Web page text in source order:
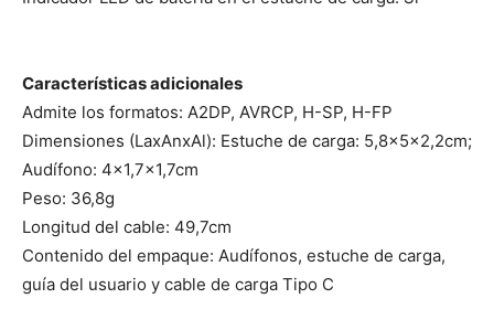
Características adicionales
Admite los formatos: A2DP, AVRCP, H-SP, H-FP
Dimensiones (LaxAnxAl): Estuche de carga: 5,8x5x2,2cm;
Audífono: 4×1,7×1,7cm
Peso: 36,8g
Longitud del cable: 49,7cm
Contenido del empaque: Audífonos, estuche de carga,
guía del usuario y cable de carga Tipo C